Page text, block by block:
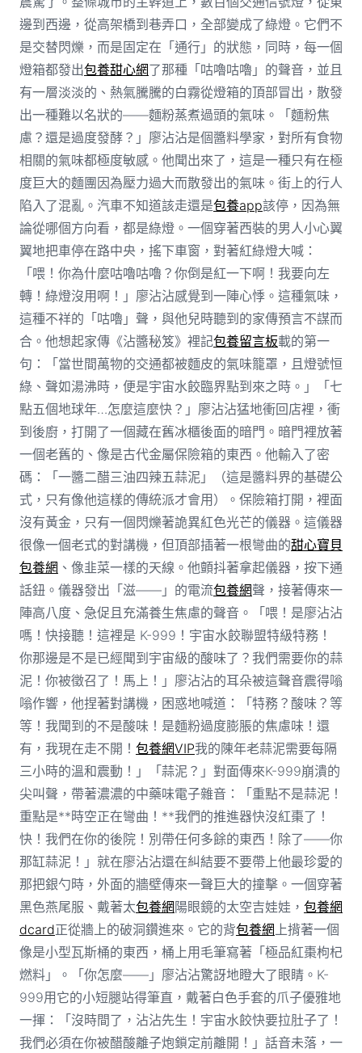
邊到西邊，從高架橋到巷弄口，全部變成了綠燈。它們不
是交替閃爍，而是固定在「通行」的狀態，同時，每一個
燈箱都發出包養甜心網了那種「咕嚕咕嚕」的聲音，並且
有一層淡淡的、熱氣騰騰的白霧從燈箱的頂部冒出，散發
出一種難以名狀的——麵粉蒸煮過頭的氣味。「麵粉焦
慮？還是過度發酵？」廖沾沾是個醬料學家，對所有食物
相關的氣味都極度敏感。他聞出來了，這是一種只有在極
度巨大的麵團因為壓力過大而散發出的氣味。街上的行人
陷入了混亂。汽車不知道該走還是包養app該停，因為無
論從哪個方向看，都是綠燈。一個穿著西裝的男人小心翼
翼地把車停在路中央，搖下車窗，對著紅綠燈大喊：
「喂！你為什麼咕嚕咕嚕？你倒是紅一下啊！我要向左
轉！綠燈沒用啊！」廖沾沾感覺到一陣心悸。這種氣味，
這種不祥的「咕嚕」聲，與他兒時聽到的家傳預言不謀而
合。他想起家傳《沾醬秘笈》裡記包養留言板載的第一
句：「當世間萬物的交通都被麵皮的氣味籠罩，且燈號恒
綠、聲如湯沸時，便是宇宙水餃臨界點到來之時。」「七
點五個地球年…怎麼這麼快？」廖沾沾猛地衝回店裡，衝
到後廚，打開了一個藏在舊冰櫃後面的暗門。暗門裡放著
一個老舊的、像是古代金屬保險箱的東西。他輸入了密
碼：「一醬二醋三油四辣五蒜泥」（這是醬料界的基礎公
式，只有像他這樣的傳統派才會用）。保險箱打開，裡面
沒有黃金，只有一個閃爍著詭異紅色光芒的儀器。這儀器
很像一個老式的對講機，但頂部插著一根彎曲的甜心寶貝
包養網 、像韭菜一樣的天線。他顫抖著拿起儀器，按下通
話鈕。儀器發出「滋——」的電流包養網聲，接著傳來一
陣高八度、急促且充滿養生焦慮的聲音。「喂！是廖沾沾
嗎！快接聽！這裡是 K-999！宇宙水餃聯盟特級特務！
你那邊是不是已經聞到宇宙級的酸味了？我們需要你的蒜
泥！你被徵召了！馬上！」廖沾沾的耳朵被這聲音震得嗡
嗡作響，他捏著對講機，困惑地喊道：「特務？酸味？等
等！我聞到的不是酸味！是麵粉過度膨脹的焦慮味！還
有，我現在走不開！ 包養網VIP我的陳年老蒜泥需要每隔
三小時的溫和震動！」「蒜泥？」對面傳來K-999崩潰的
尖叫聲，帶著濃濃的中藥味電子雜音：「重點不是蒜泥！
重點是**時空正在彎曲！**我們的推進器快沒紅棗了！
快！我們在你的後院！別帶任何多餘的東西！除了——你
那缸蒜泥！」就在廖沾沾還在糾結要不要帶上他最珍愛的
那把銀勺時，外面的牆壁傳來一聲巨大的撞擊。一個穿著
黑色燕尾服、戴著太包養網陽眼鏡的太空吉娃娃， 包養網
dcard正從牆上的破洞鑽進來。它的背包養網 上揹著一個
像是小型瓦斯桶的東西，桶上用毛筆寫著「極品紅棗枸杞
燃料」。「你怎麼——」廖沾沾驚訝地瞪大了眼睛。K-
999用它的小短腿站得筆直，戴著白色手套的爪子優雅地
一揮：「沒時間了，沾沾先生！宇宙水餃快要拉肚子了！
我們必須在你被醋酸離子炮鎖定前離開！」話音未落，一